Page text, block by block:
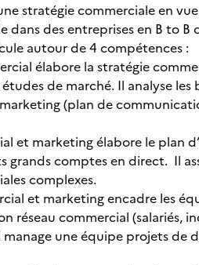
stratégie commerciale en
dans des entreprises en B to
autour de 4 compétences :
élabore la stratégie
de marché. Il analyse les
(plan de
et marketing élabore le plan
grands comptes en direct. Il
complexes.
et marketing encadre les
réseau commercial (salariés,
une équipe projets de